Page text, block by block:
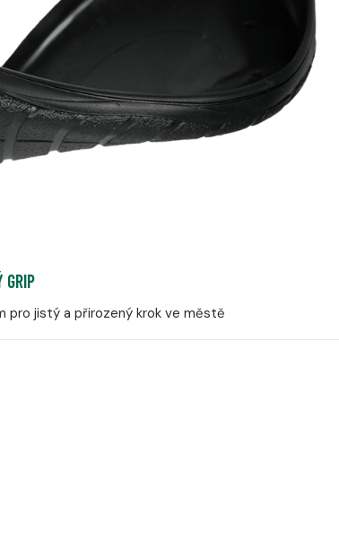
GRIP
pro jistý a přirozený krok ve městě